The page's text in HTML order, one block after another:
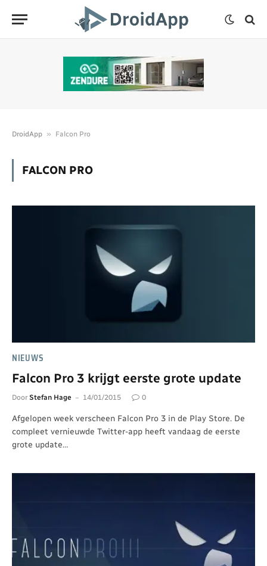
DroidApp » Falcon Pro
FALCON PRO
NIEUWS
Falcon Pro 3 krijgt eerste grote update
Door Stefan Hage 14/01/2015 0
Afgelopen week verscheen Falcon Pro 3 in de Play Store. De
compleet vernieuwde Twitter-app heeft vandaag de eerste
grote update…